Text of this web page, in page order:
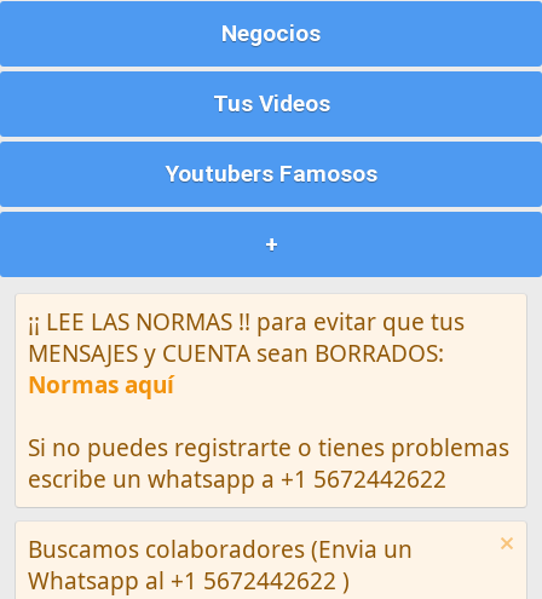
Negocios
Tus Videos
Youtubers Famosos
+
¡¡ LEE LAS NORMAS !! para evitar que tus
MENSAJES y CUENTA sean BORRADOS:
Normas aquí
Si no puedes registrarte o tienes problemas
escribe un whatsapp a +1 5672442622
Buscamos colaboradores (Envia un
Whatsapp al +1 5672442622 )